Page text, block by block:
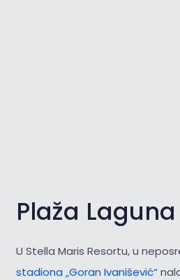
Plaža Laguna
U Stella Maris Resortu, u
stadiona „Goran Ivanišević“